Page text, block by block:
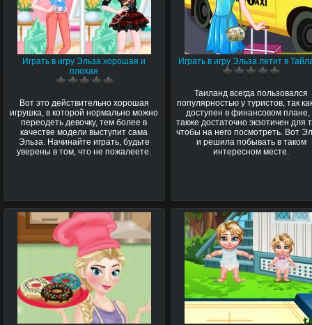
Играть в игру Эльза хорошая и
плохая
Вот это действительно хорошая
игрушка, в которой нормально можно
переодеть девочку, тем более в
качестве модели выступит сама
Эльза. Начинайте играть, будьте
уверены в том, что не пожалеете.
Играть в игру Эльза летит в
Таиланд всегда пользовался
популярностью у туристов, так
доступен в финансовом плане,
также достаточно экзотичен для
чтобы на него посмотреть. Вот
и решила побывать в таком
интересном месте.